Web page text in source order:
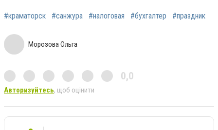
#краматорск #санжура #налоговая #бухгалтер #праздник
Морозова Ольга
0,0
Авторизуйтесь, щоб оцінити